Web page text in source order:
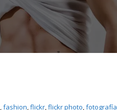
, fashion, flickr, flickr photo, fotografí­a